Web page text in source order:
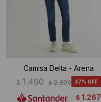
Camisa Delta - Arena
$ 1.490 $ 2.390 37
$ 1.267